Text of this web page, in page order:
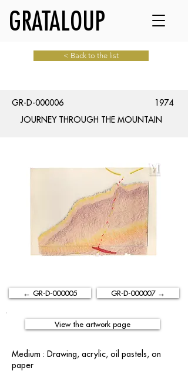
GRATALOUP
< Back to the list
GR-D-000006
1974
JOURNEY THROUGH THE MOUNTAIN
← GR-D-000005 GR-D-000007 →
View the artwork page
Medium : Drawing, acrylic, oil pastels, on
paper